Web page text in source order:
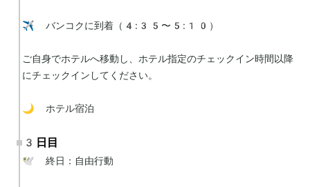
✈️ バンコクに到着（4:35〜5:10）
ご自身でホテルへ移動し、ホテル指定のチェックイン時間以降
にチェックインしてください。
🌙 ホテル宿泊
3日目
🕊 終日：自由行動